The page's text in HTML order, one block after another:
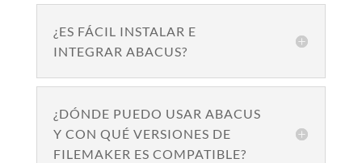
¿ES FÁCIL INSTALAR E
INTEGRAR ABACUS?
¿DÓNDE PUEDO USAR ABACUS
Y CON QUÉ VERSIONES DE
FILEMAKER ES COMPATIBLE?